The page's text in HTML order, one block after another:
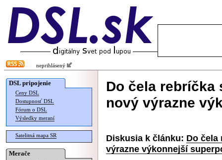
neprihlásený
DSL pripojenie
Ceny DSL
Dostupnosť DSL
Fórum o DSL
Výsledky meraní
Satelitná mapa SR
Merače
Do čela rebríčka
nový výrazne
Diskusia k článku: Do čela
výrazne výkonnejší